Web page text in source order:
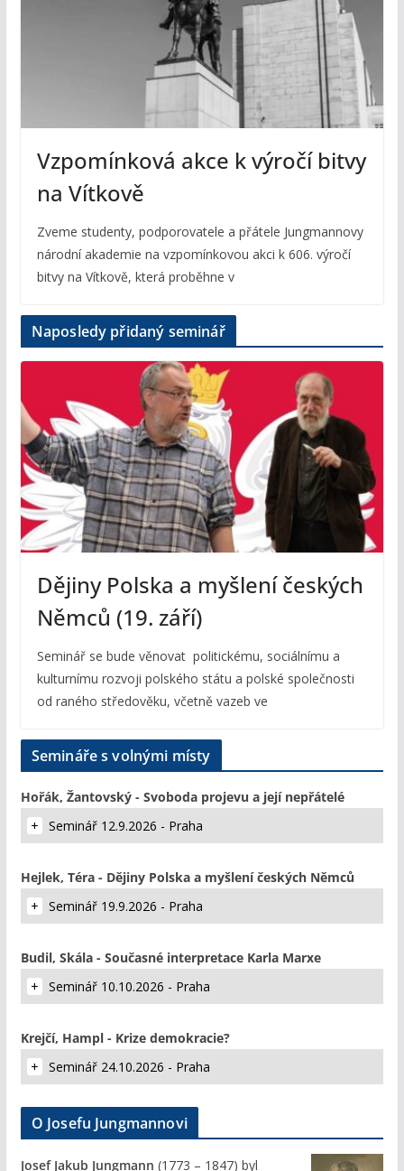
Vzpomínková akce k výročí bitvy
na Vítkově
Zveme studenty, podporovatele a přátele Jungmannovy
národní akademie na vzpomínkovou akci k 606. výročí
bitvy na Vítkově, která proběhne v
Naposledy přidaný seminář
Dějiny Polska a myšlení českých
Němců (19. září)
Seminář se bude věnovat politickému, sociálnímu a
kulturnímu rozvoji polského státu a polské společnosti
od raného středověku, včetně vazeb ve
Semináře s volnými místy
Hořák, Žantovský - Svoboda projevu a její nepřátelé
Seminář 12.9.2026 - Praha
Hejlek, Téra - Dějiny Polska a myšlení českých Němců
Seminář 19.9.2026 - Praha
Budil, Skála - Současné interpretace Karla Marxe
Seminář 10.10.2026 - Praha
Krejčí, Hampl - Krize demokracie?
Seminář 24.10.2026 - Praha
O Josefu Jungmannovi
Josef Jakub Jungmann (1773 – 1847) byl